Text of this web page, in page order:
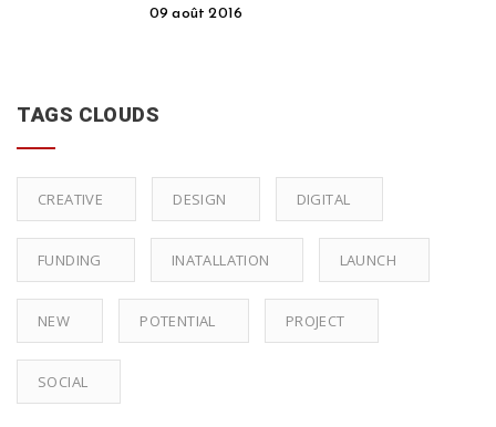
09 août 2016
TAGS CLOUDS
CREATIVE DESIGN DIGITAL
FUNDING INATALLATION LAUNCH
NEW POTENTIAL PROJECT
SOCIAL